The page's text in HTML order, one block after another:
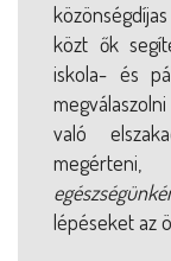
közt ők
iskola- és
való
lépéseket az